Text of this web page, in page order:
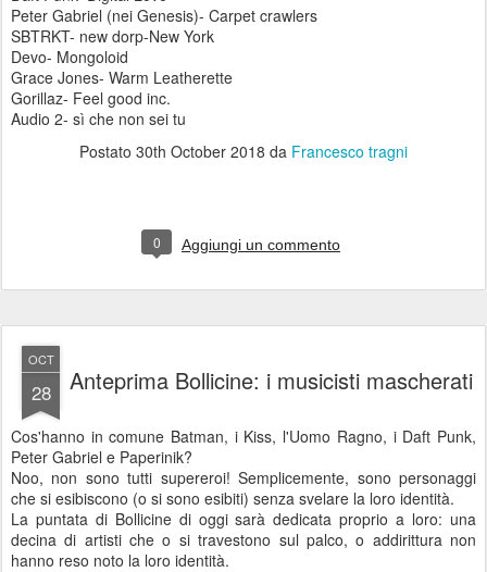
Peter Gabriel (nei Genesis)- Carpet crawlers
SBTRKT- new dorp-New York
Devo- Mongoloid
Grace Jones- Warm Leatherette
Gorillaz- Feel good inc.
Audio 2- sì che non sei tu
Postato 30th October 2018 da Francesco tragni
0 Aggiungi un commento
OCT
28 Anteprima Bollicine: i musicisti mascherati
Cos'hanno in comune Batman, i Kiss, l'Uomo Ragno, i Daft Punk,
Peter Gabriel e Paperinik?
Noo, non sono tutti supereroi! Semplicemente, sono personaggi
che si esibiscono (o si sono esibiti) senza svelare la loro identità.
La puntata di Bollicine di oggi sarà dedicata proprio a loro: una
decina di artisti che o si travestono sul palco, o addirittura non
hanno reso noto la loro identità.